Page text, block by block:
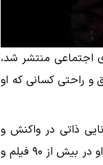
اجتماعی منتشر شد،
و راحتی کسانی که او
ذاتی در واکنش و
واقع‌گرایی بازیگری که شخصیت‌ها را از دل متن بیرون می‌کشید، مورد ستایش قرار گرفت. او در بیش از ۹۰ فیلم و